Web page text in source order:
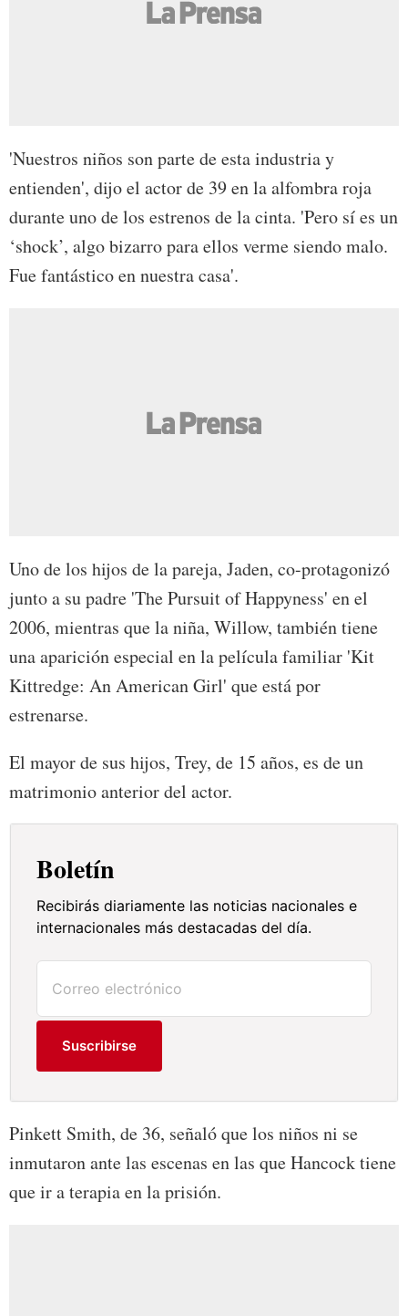
'Nuestros niños son parte de esta industria y
entienden', dijo el actor de 39 en la alfombra roja
durante uno de los estrenos de la cinta. 'Pero sí es un
‘shock’, algo bizarro para ellos verme siendo malo.
Fue fantástico en nuestra casa'.
Uno de los hijos de la pareja, Jaden, co-protagonizó
junto a su padre 'The Pursuit of Happyness' en el
2006, mientras que la niña, Willow, también tiene
una aparición especial en la película familiar 'Kit
Kittredge: An American Girl' que está por
estrenarse.
El mayor de sus hijos, Trey, de 15 años, es de un
matrimonio anterior del actor.
Boletín
Recibirás diariamente las noticias nacionales e
internacionales más destacadas del día.
Suscribirse
Pinkett Smith, de 36, señaló que los niños ni se
inmutaron ante las escenas en las que Hancock tiene
que ir a terapia en la prisión.